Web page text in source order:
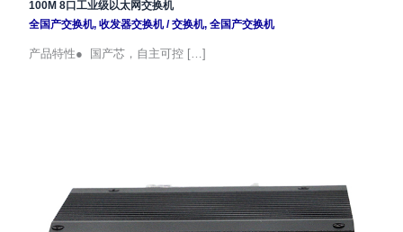
100M 8口工业级以太网交换机
全国产交换机, 收发器交换机/交换机, 全国产交换机
产品特性● 国产芯，自主可控 […]